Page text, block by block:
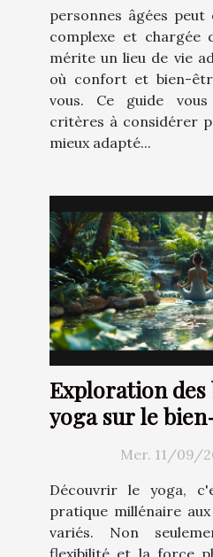
personnes âgées
complexe et chargée
mérite un lieu de vie
où confort et bien-
vous. Ce guide
critères à considérer
mieux adapté...
Exploration
yoga sur le
et physiqueMer. 11/09/
Découvrir le yoga,
pratique millénaire
variés. Non